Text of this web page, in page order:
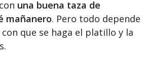
una buena taza de
mañanero. Pero todo depende
que se haga el platillo y la